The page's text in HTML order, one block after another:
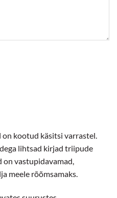
kootud käsitsi varrastel.
lihtsad kirjad triipude
on vastupidavamad,
meele rõõmsamaks.